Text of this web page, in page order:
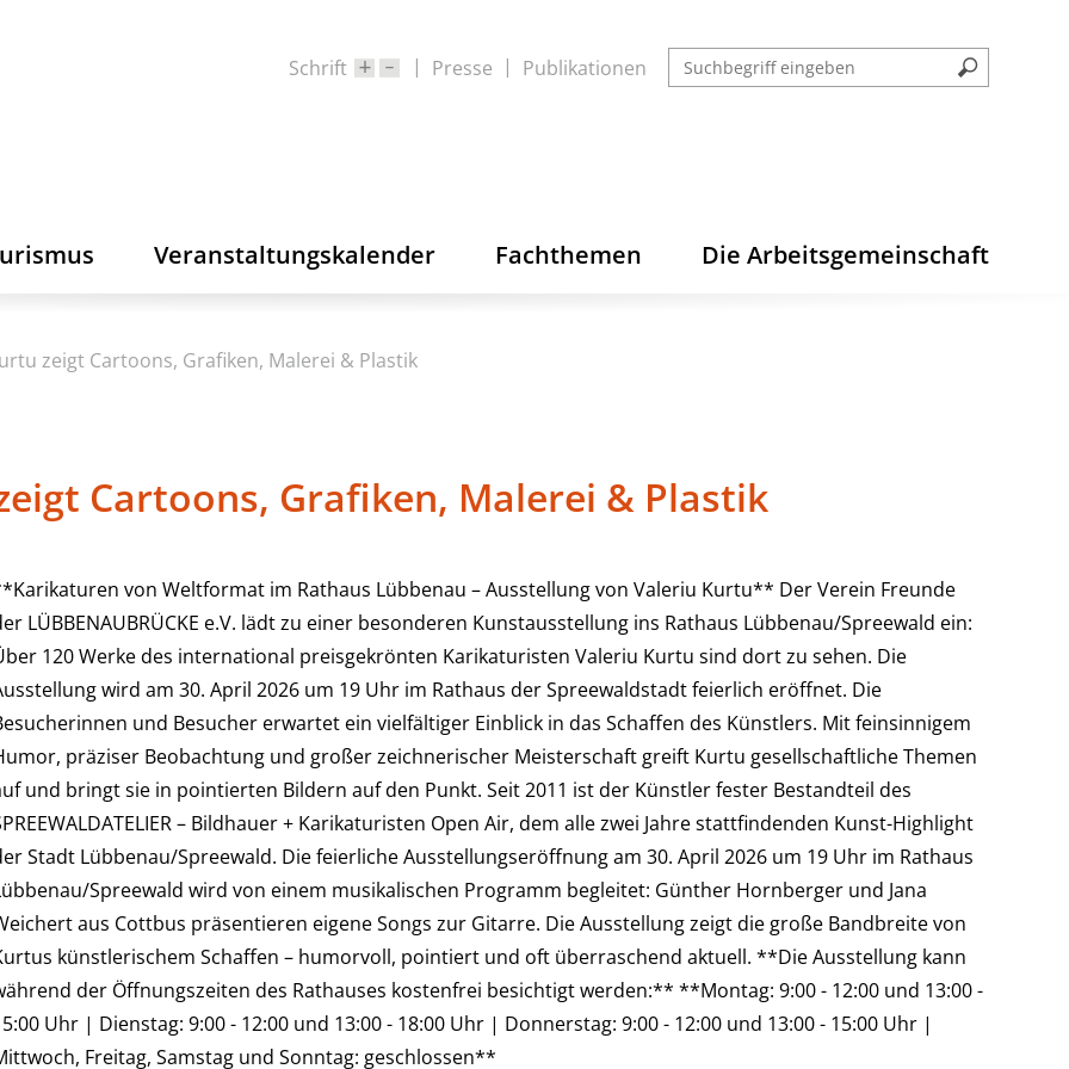
Schrift Presse Publikationen
Veranstaltungskalender Fachthemen Die Arbeitsgemeinschaft
zeigt Cartoons, Grafiken, Malerei & Plastik
Cartoons, Grafiken, Malerei & Plastik
von Weltformat im Rathaus Lübbenau – Ausstellung von Valeriu Kurtu** Der Verein Freunde
LÜBBENAUBRÜCKE e.V. lädt zu einer besonderen Kunstausstellung ins Rathaus Lübbenau/Spreewald ein:
120 Werke des international preisgekrönten Karikaturisten Valeriu Kurtu sind dort zu sehen. Die
wird am 30. April 2026 um 19 Uhr im Rathaus der Spreewaldstadt feierlich eröffnet. Die
und Besucher erwartet ein vielfältiger Einblick in das Schaffen des Künstlers. Mit feinsinnigem
präziser Beobachtung und großer zeichnerischer Meisterschaft greift Kurtu gesellschaftliche Themen
und bringt sie in pointierten Bildern auf den Punkt. Seit 2011 ist der Künstler fester Bestandteil des
– Bildhauer + Karikaturisten Open Air, dem alle zwei Jahre stattfindenden Kunst-Highlight
Stadt Lübbenau/Spreewald. Die feierliche Ausstellungseröffnung am 30. April 2026 um 19 Uhr im Rathaus
Spreewald wird von einem musikalischen Programm begleitet: Günther Hornberger und Jana
aus Cottbus präsentieren eigene Songs zur Gitarre. Die Ausstellung zeigt die große Bandbreite von
künstlerischem Schaffen – humorvoll, pointiert und oft überraschend aktuell. **Die Ausstellung kann
der Öffnungszeiten des Rathauses kostenfrei besichtigt werden:** **Montag: 9:00 - 12:00 und 13:00 -
Uhr | Dienstag: 9:00 - 12:00 und 13:00 - 18:00 Uhr | Donnerstag: 9:00 - 12:00 und 13:00 - 15:00 Uhr |
Freitag, Samstag und Sonntag: geschlossen**